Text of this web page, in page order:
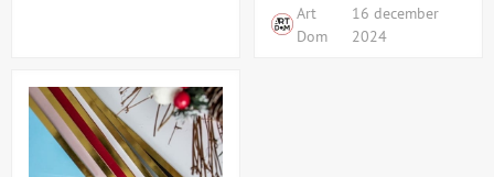
Art
Dom
16 december
2024